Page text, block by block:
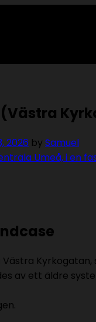
2026 by Samuel
av ett äldre